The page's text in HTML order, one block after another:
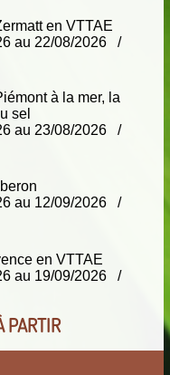
en VTTAE
au 22/08/2026 /
à la mer, la
sel
au 23/08/2026 /
au 12/09/2026 /
en VTTAE
au 19/09/2026 /
PARTIR